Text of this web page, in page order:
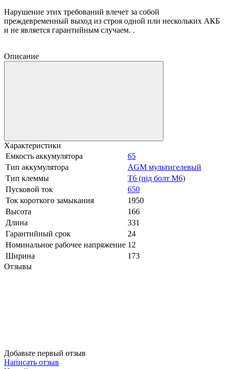
Нарушение этих требований влечет за собой
преждевременный выход из строя одной или нескольких АКБ
и не является гарантийным случаем. .
Описание
Характеристики
Емкость аккумулятора
65
Тип аккумулятора
AGM мультигелевый
Тип клеммы
Т6 (під болт М6)
Пусковой ток
650
Ток короткого замыкания
1950
Высота
166
Длина
331
Гарантийный срок
24
Номинальное рабочее напряжение 12
Ширина
173
Отзывы
Добавьте первый отзыв
Написать отзыв